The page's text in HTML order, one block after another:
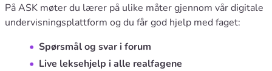
På ASK møter du lærer på ulike måter gjennom vår digitale
undervisningsplattform og du får god hjelp med faget:
Spørsmål og svar i forum
Live leksehjelp i alle realfagene